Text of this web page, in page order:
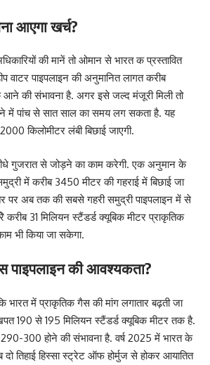
आएगा खर्च?
की मानें तो ओमान से भारत क प्रस्तावित
वाटर पाइपलाइन की अनुमानित लागत करीब
की संभावना है. अगर इसे जल्द मंजूरी मिली तो
होने में पांच से सात साल का समय लग सकता है. यह
किलोमीटर लंबी बिछाई जाएगी.
गुजरात से जोड़ने का काम करेगी. एक अनुमान के
में करीब 3450 मीटर की गहराई में बिछाई जा
पर अब तक की सबसे गहरी समुद्री पाइपलाइन में से
31 मिलियन स्टैंडर्ड क्यूबिक मीटर प्राकृतिक
भी किया जा सकेगा.
पाइपलाइन की आवश्यकता?
भारत में प्राकृतिक गैस की मांग लगातार बढ़ती जा
190 से 195 मिलियन स्टैंडर्ड क्यूबिक मीटर तक है.
300 होने की संभावना है. वर्ष 2025 में भारत के
तिहाई हिस्सा स्ट्रेट ऑफ होर्मुज से होकर आयातित